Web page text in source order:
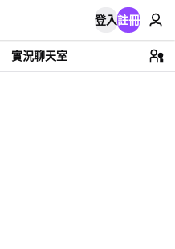
登入註冊
實況聊天室